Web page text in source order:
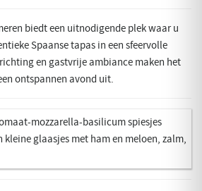
biedt een uitnodigende plek waar u
Spaanse tapas in een sfeervolle
en gastvrije ambiance maken het
ontspannen avond uit.